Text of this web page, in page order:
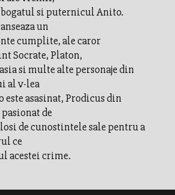
bogatul si puternicul Anito.
un
cumplite, ale caror
Socrate, Platon,
si multe alte personaje din
al v-lea
este asasinat, Prodicus din
de
de cunostintele sale pentru a
ce
acestei crime.